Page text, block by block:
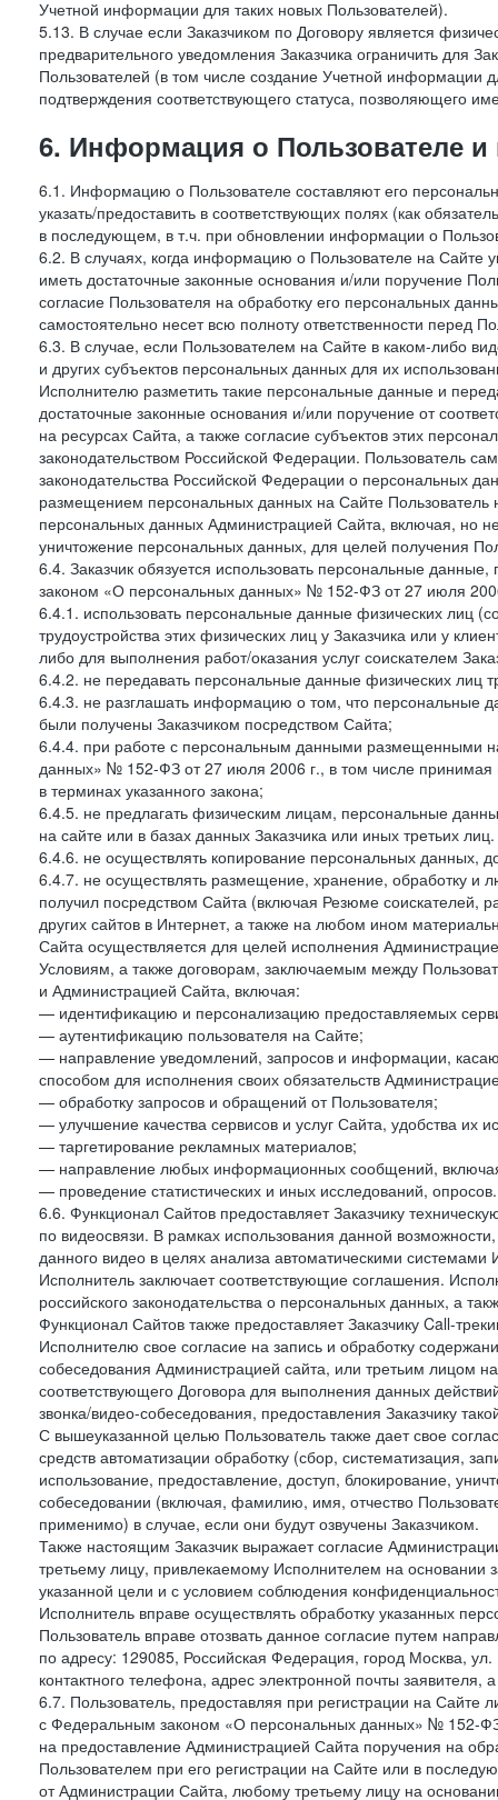
Учетной информации для таких новых Пользователей).
5.13. В случае если Заказчиком по Договору является
предварительного уведомления Заказчика ограничить для
Пользователей (в том числе создание Учетной информации
подтверждения соответствующего статуса, позволяющего
6. Информация о Пользователе
6.1. Информацию о Пользователе составляют его
указать/предоставить в соответствующих полях (как
в последующем, в т.ч. при обновлении информации о
6.2. В случаях, когда информацию о Пользователе на Сайте
иметь достаточные законные основания и/или поручение
согласие Пользователя на обработку его персональных
самостоятельно несет всю полноту ответственности перед
6.3. В случае, если Пользователем на Сайте в каком-либо
и других субъектов персональных данных для их
Исполнителю разметить такие персональные данные и
достаточные законные основания и/или поручение от
на ресурсах Сайта, а также согласие субъектов этих
законодательством Российской Федерации. Пользователь
законодательства Российской Федерации о персональных
размещением персональных данных на Сайте Пользователь
персональных данных Администрацией Сайта, включая, но
уничтожение персональных данных, для целей получения
6.4. Заказчик обязуется использовать персональные
законом «О персональных данных» № 152-ФЗ от 27 июля
6.4.1. использовать персональные данные физических лиц
трудоустройства этих физических лиц у Заказчика или у
либо для выполнения работ/оказания услуг соискателем
6.4.2. не передавать персональные данные физических лиц
6.4.3. не разглашать информацию о том, что персональные
были получены Заказчиком посредством Сайта;
6.4.4. при работе с персональным данными размещенными
данных» № 152-ФЗ от 27 июля 2006 г., в том числе принимая
в терминах указанного закона;
6.4.5. не предлагать физическим лицам, персональные
на сайте или в базах данных Заказчика или иных третьих лиц.
6.4.6. не осуществлять копирование персональных данных,
6.4.7. не осуществлять размещение, хранение, обработку и
получил посредством Сайта (включая Резюме
других сайтов в Интернет, а также на любом ином
Сайта осуществляется для целей исполнения
Условиям, а также договорам, заключаемым между
и Администрацией Сайта, включая:
— идентификацию и персонализацию предоставляемых
— аутентификацию пользователя на Сайте;
— направление уведомлений, запросов и информации,
способом для исполнения своих обязательств
— обработку запросов и обращений от Пользователя;
— улучшение качества сервисов и услуг Сайта, удобства их
— таргетирование рекламных материалов;
— направление любых информационных сообщений,
— проведение статистических и иных исследований, опросов.
6.6. Функционал Сайтов предоставляет Заказчику
по видеосвязи. В рамках использования данной
данного видео в целях анализа автоматическими
Исполнитель заключает соответствующие соглашения.
российского законодательства о персональных данных, а
Функционал Сайтов также предоставляет Заказчику Call-
Исполнителю свое согласие на запись и обработку
собеседования Администрацией сайта, или третьим лицом
соответствующего Договора для выполнения данных
звонка/видео-собеседования, предоставления Заказчику
С вышеуказанной целью Пользователь также дает свое
средств автоматизации обработку (сбор, систематизация,
использование, предоставление, доступ, блокирование,
собеседовании (включая, фамилию, имя, отчество
применимо) в случае, если они будут озвучены Заказчиком.
Также настоящим Заказчик выражает согласие
третьему лицу, привлекаемому Исполнителем на основании
указанной цели и с условием соблюдения
Исполнитель вправе осуществлять обработку указанных
Пользователь вправе отозвать данное согласие путем
по адресу: 129085, Российская Федерация, город Москва,
контактного телефона, адрес электронной почты
6.7. Пользователь, предоставляя при регистрации на
с Федеральным законом «О персональных данных» № 152-
на предоставление Администрацией Сайта поручения на
Пользователем при его регистрации на Сайте или в
от Администрации Сайта, любому третьему лицу на